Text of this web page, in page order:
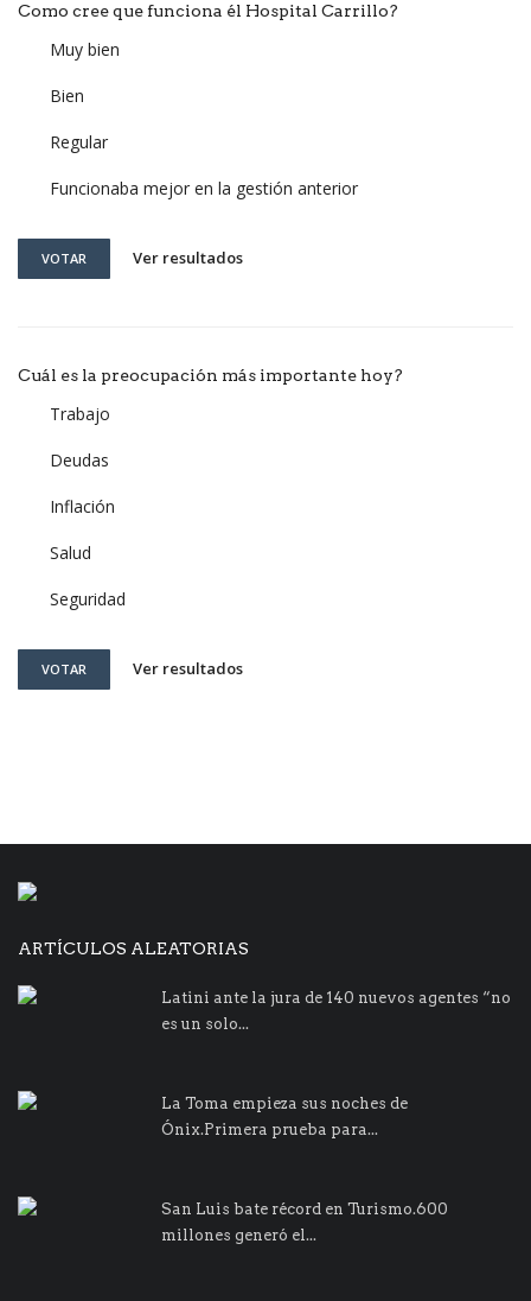
Como cree que funciona él Hospital Carrillo?
Muy bien
Bien
Regular
Funcionaba mejor en la gestión anterior
VOTAR Ver resultados
Cuál es la preocupación más importante hoy?
Trabajo
Deudas
Inflación
Salud
Seguridad
VOTAR Ver resultados
ARTÍCULOS ALEATORIAS
Latini ante la jura de 140 nuevos agentes “no
es un solo...
La Toma empieza sus noches de
Ónix.Primera prueba para...
San Luis bate récord en Turismo.600
millones generó el...